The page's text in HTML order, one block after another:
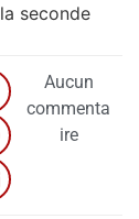
seconde
Aucun
commenta
ire